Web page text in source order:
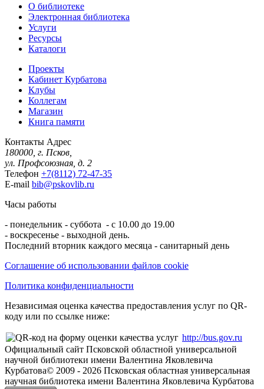
О библиотеке
Электронная библиотека
Услуги
Ресурсы
Каталоги
Проекты
Кабинет Курбатова
Клубы
Коллегам
Магазин
Книга памяти
Контакты Адрес
180000, г. Псков,
ул. Профсоюзная, д. 2
Телефон +7(8112) 72-47-35
E-mail bib@pskovlib.ru
Часы работы
- понедельник - суббота - с 10.00 до 19.00
- воскресенье - выходной день.
Последний вторник каждого месяца - санитарный день
Соглашение об использовании файлов cookie
Политика конфиденциальности
Независимая оценка качества предоставления услуг по QR-
коду или по ссылке ниже:
http://bus.gov.ru
Официальный сайт Псковской областной универсальной
научной библиотеки имени Валентина Яковлевича
Курбатова© 2009 - 2026 Псковская областная универсальная
научная библиотека имени Валентина Яковлевича Курбатова